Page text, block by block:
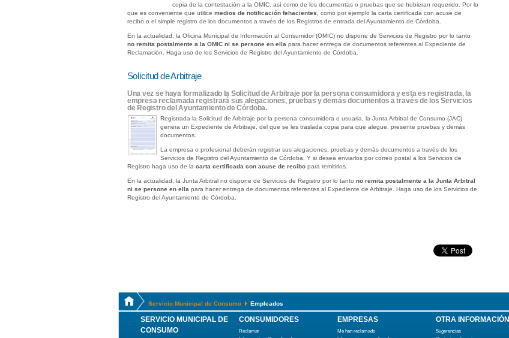
copia de la contestación a la OMIC, así como de los documentas o pruebas que se hubieran requerido. Por lo
que es conveniente que utilice medios de notificación fehacientes , como por ejemplo la carta certificada con acuse de
recibo o el simple registro de los documentos a través de los Registros de entrada del Ayuntamiento de Córdoba.
En la actualidad, la Oficina Municipal de Información al Consumidor (OMIC) no dispone de Servicios de Registro por lo tanto
no remita postalmente a la OMIC ni se persone en ella para hacer entrega de documentos referentes al Expediente de
Reclamación. Haga uso de los Servicios de Registro del Ayuntamiento de Córdoba.
Solicitud de Arbitraje
Una vez se haya formalizado la Solicitud de Arbitraje por la persona consumidora y esta es registrada, la
empresa reclamada registrará sus alegaciones, pruebas y demás documentos a través de los Servicios
de Registro del Ayuntamiento de Córdoba.
Registrada la Solicitud de Arbitraje por la persona consumidora o usuaria, la Junta Arbitral de Consumo (JAC)
genera un Expediente de Arbitraje, del que se les traslada copia para que alegue, presente pruebas y demás
documentos.
La empresa o profesional deberán registrar sus alegaciones, pruebas y demás documentos a través de los
Servicios de Registro del Ayuntamiento de Córdoba. Y si desea enviarlos por correo postal a los Servicios de
Registro haga uso de la carta certificada con acuse de recibopara remitirlos.
En la actualidad, la Junta Arbitral no dispone de Servicios de Registro por lo tanto no remita postalmente a la Junta Arbitral
ni se persone en ella para hacer entrega de documentos referentes al Expediente de Arbitraje. Haga uso de los Servicios de
Registro del Ayuntamiento de Córdoba.
Servicio Municipal de Consumo Empleados
SERVICIO MUNICIPAL DE
CONSUMO
CONSUMIDORES
Reclamar
EMPRESAS
Me han reclamado
OTRA INFORMACIÓN
Sugerencias